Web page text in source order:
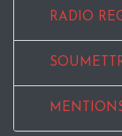
RADIO